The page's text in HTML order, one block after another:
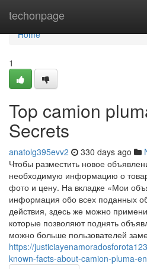
techonpage
Home
Home
1
Top camion
Secrets
anatolg395evv2 330 days ago
Чтобы разместить новое
необходимую информацию о
фото и цену. На вкладке «Мои
информация обо всех поданных
действия, здесь же можно
которые позволяют поднять
можно больше пользователей
https://
known-facts-about-camion-pluma-